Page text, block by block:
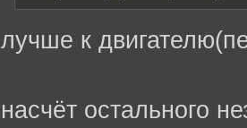
лучше к
насчёт остального